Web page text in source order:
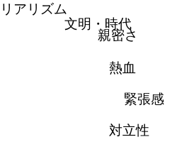
リアリズム
文明・時代
親密さ
熱血
緊張感
対立性